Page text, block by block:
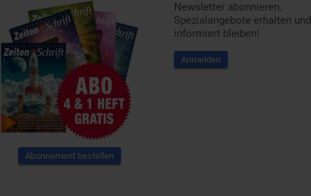
Abonnement bestellen
Newsletter abonnieren,
Spezialangebote erhalten und
informiert bleiben!
Anmelden